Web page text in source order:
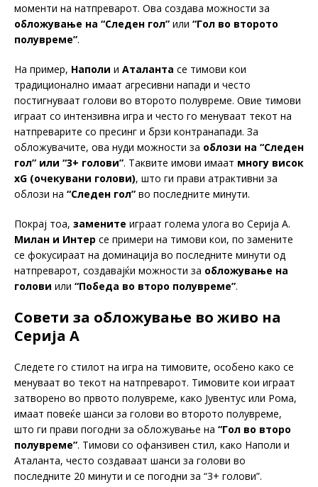
моменти на натпреварот. Ова создава можности за
обложување на “Следен гол” или “Гол во второто
полувреме”.
На пример, Наполи и Аталанта се тимови кои
традиционално имаат агресивни напади и често
постигнуваат голови во второто полувреме. Овие тимови
играат со интензивна игра и често го менуваат текот на
натпреварите со пресинг и брзи контранапади. За
обложувачите, ова нуди можности за облози на “Следен
гол” или “3+ голови”. Таквите имови имаат многу висок
xG (очекувани голови), што ги прави атрактивни за
облози на “Следен гол” во последните минути.
Покрај тоа, замените играат голема улога во Серија А.
Милан и Интер се примери на тимови кои, по замените
се фокусираат на доминација во последните минути од
натпреварот, создавајќи можности за обложување на
голови или “Победа во второ полувреме”.
Совети за обложување во живо на
Серија А
Следете го стилот на игра на тимовите, особено како се
менуваат во текот на натпреварот. Тимовите кои играат
затворено во првото полувреме, како Јувентус или Рома,
имаат повеќе шанси за голови во второто полувреме,
што ги прави погодни за обложување на “Гол во второ
полувреме”. Тимови со офанзивен стил, како Наполи и
Аталанта, често создаваат шанси за голови во
последните 20 минути и се погодни за “3+ голови”.